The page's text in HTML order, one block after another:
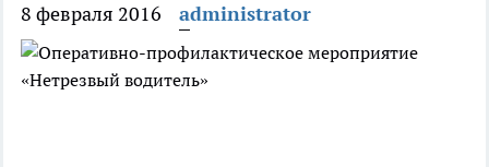
8 февраля 2016 administrator